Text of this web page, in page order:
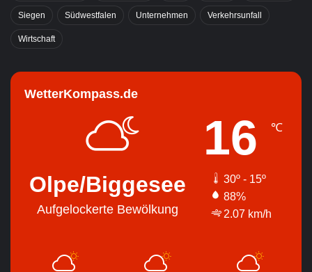
Siegen Südwestfalen Unternehmen Verkehrsunfall
Wirtschaft
WetterKompass.de
Olpe/Biggesee
Aufgelockerte Bewölkung
16 ℃
30º - 15º
88%
2.07 km/h